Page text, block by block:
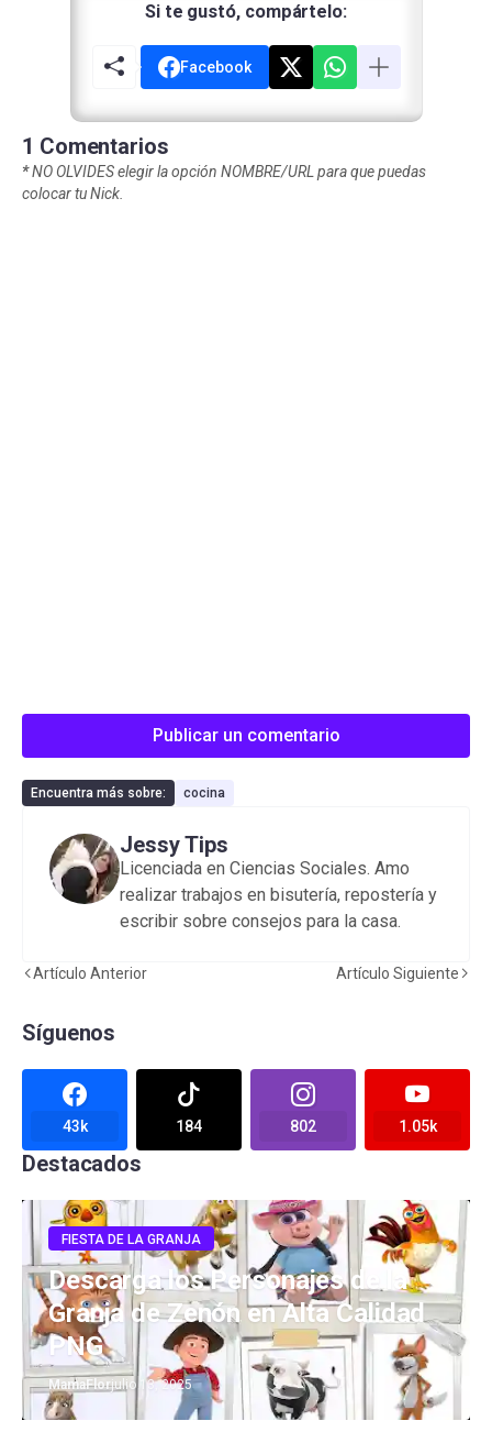
Si te gustó, compártelo:
Facebook
1 Comentarios
*NO OLVIDES elegir la opción NOMBRE/URL para que puedas
colocar tu Nick.
Publicar un comentario
Encuentra más sobre: cocina
Jessy Tips
Licenciada en Ciencias Sociales. Amo
realizar trabajos en bisutería, repostería y
escribir sobre consejos para la casa.
Artículo Anterior Artículo Siguiente
Síguenos
43k 184 802 1.05k
Destacados
FIESTA DE LA GRANJA
Descarga los Personajes de la
Granja de Zenón en Alta Calidad
PNG
MamaFlorjulio 13, 2025